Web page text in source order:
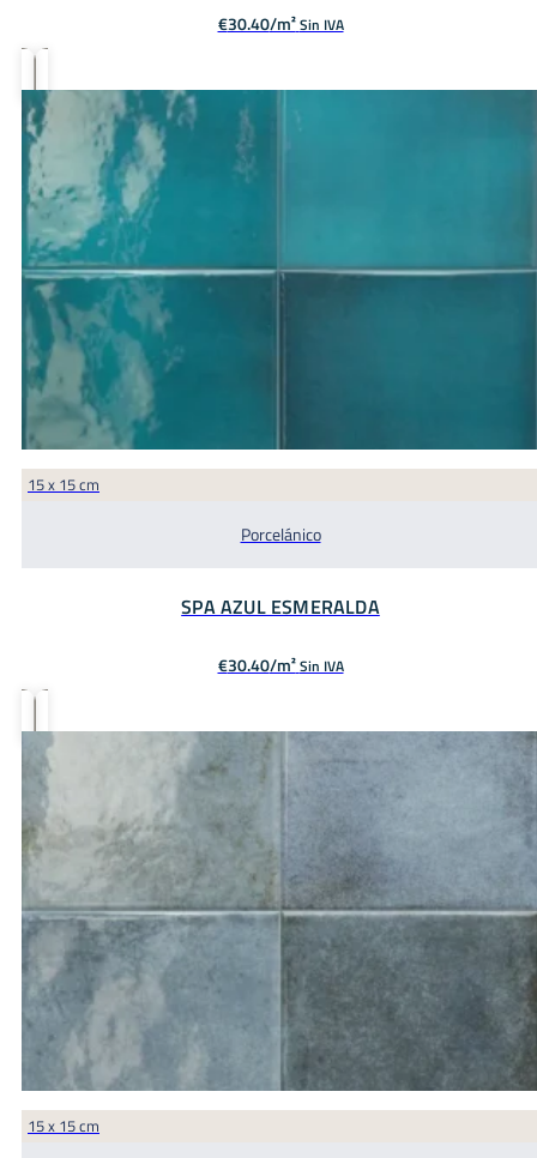
€30.40 Sin IVA
15 x 15 cm
Porcelánico
SPA AZUL ESMERALDA
€30.40 Sin IVA
15 x 15 cm